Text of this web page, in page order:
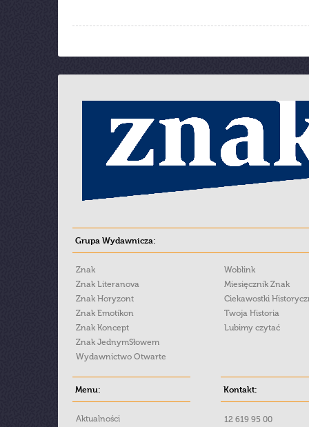
Grupa Wydawnicza:
Znak
Znak Literanova
Znak Horyzont
Znak Emotikon
Znak Koncept
Znak JednymSłowem
Wydawnictwo Otwarte
Woblink
Miesięcznik Znak
Ciekawostki
Twoja Historia
Lubimy czytać
Menu:
Aktualności
Kontakt:
12 619 95 00